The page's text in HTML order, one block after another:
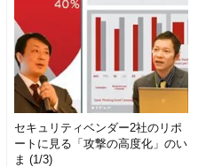
セキュリティベンダー2社のリポ
ートに見る「攻撃の高度化」のい
ま (1/3)